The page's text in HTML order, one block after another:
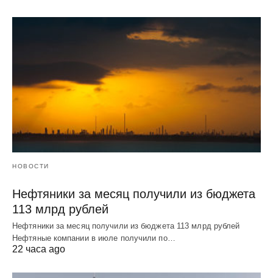
НОВОСТИ
Нефтяники за месяц получили из бюджета
113 млрд рублей
Нефтяники за месяц получили из бюджета 113 млрд рублей
Нефтяные компании в июле получили по…
22 часа ago